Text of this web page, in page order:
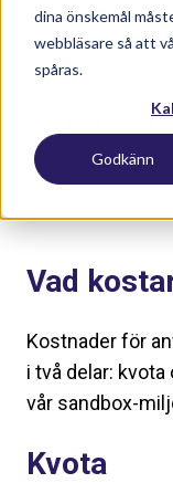
dina önskemål
webbläsare så att
spåras.
Godkänn
Det är möjligt
löneexport via
Nya funktioner
Många av
vi använder
Vad
Kostnader för
i två delar:
vår sandbox-
Kvota